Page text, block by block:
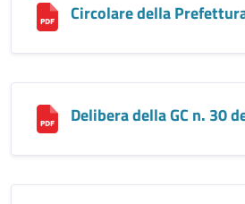
Circolare della
Delibera della GC n. 30